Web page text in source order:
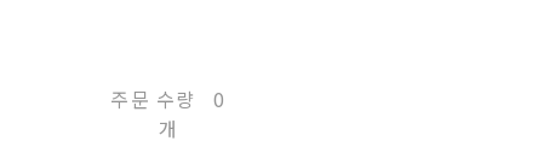
주문 수량
0
개